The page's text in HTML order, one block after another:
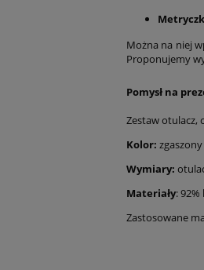
Można na niej
Proponujemy
Pomysł na
Zestaw otulacz,
Kolor:
Wymiary:
Materiały: 92%
Zastosowane